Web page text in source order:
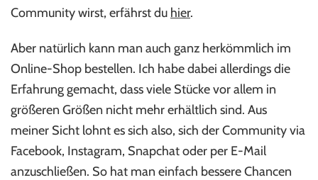
Community wirst, erfährst du hier.
Aber natürlich kann man auch ganz herkömmlich im
Online-Shop bestellen. Ich habe dabei allerdings die
Erfahrung gemacht, dass viele Stücke vor allem in
größeren Größen nicht mehr erhältlich sind. Aus
meiner Sicht lohnt es sich also, sich der Community via
Facebook, Instagram, Snapchat oder per E-Mail
anzuschließen. So hat man einfach bessere Chancen